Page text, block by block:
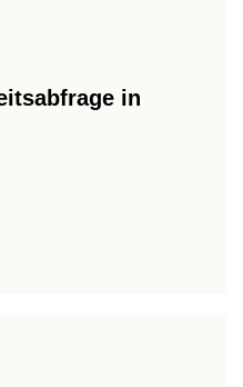
in